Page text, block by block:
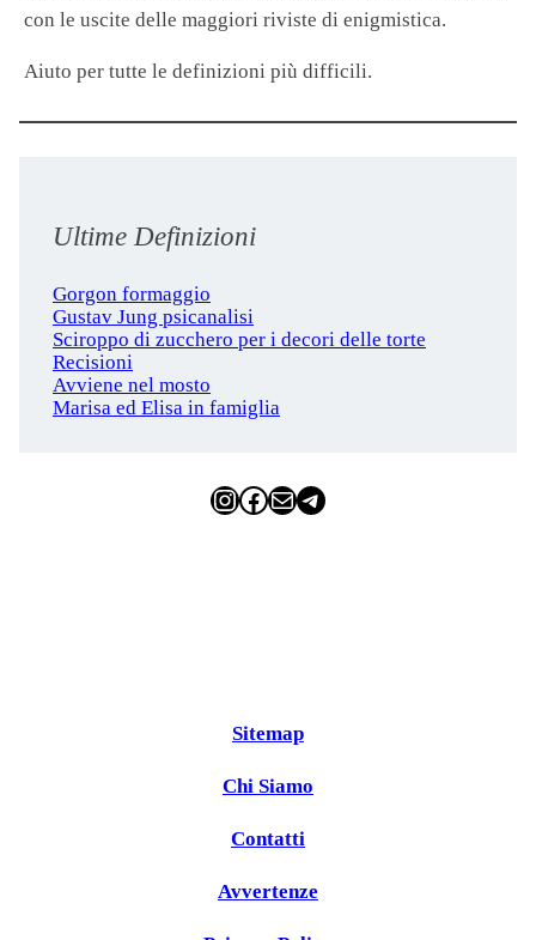
con le uscite delle maggiori riviste di enigmistica.
Aiuto per tutte le definizioni più difficili.
Ultime Definizioni
Gorgon formaggio
Gustav Jung psicanalisi
Sciroppo di zucchero per i decori delle torte
Recisioni
Avviene nel mosto
Marisa ed Elisa in famiglia
InstagramFacebook Email Telegram
Sitemap
Chi Siamo
Contatti
Avvertenze